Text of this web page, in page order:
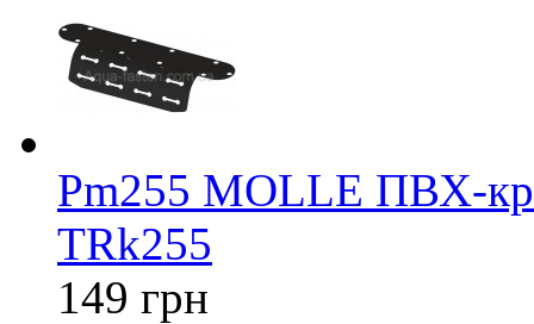
Pm255 MOLLE ПВХ-
TRk255
149 грн